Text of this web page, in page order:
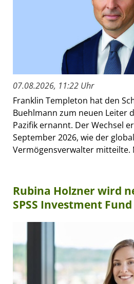
07.08.2026, 11:22 Uhr
Franklin Templeton hat den
Buehlmann zum neuen Leiter
Pazifik ernannt. Der Wechsel
September 2026, wie der
Vermögensverwalter mitteilte.
Rubina Holzner wird
SPSS Investment